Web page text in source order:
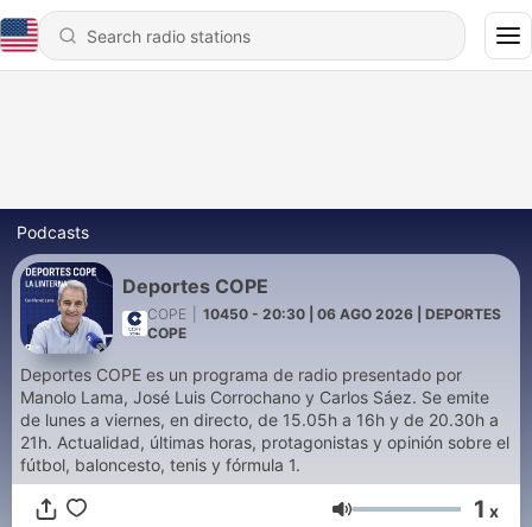
Podcasts
Deportes COPE
COPE
10450 - 20:30 | 06 AGO 2026 | DEPORTES
COPE
Deportes COPE es un programa de radio presentado por
Manolo Lama, José Luis Corrochano y Carlos Sáez. Se emite
de lunes a viernes, en directo, de 15.05h a 16h y de 20.30h a
21h. Actualidad, últimas horas, protagonistas y opinión sobre el
fútbol, baloncesto, tenis y fórmula 1.
Volume 1 x